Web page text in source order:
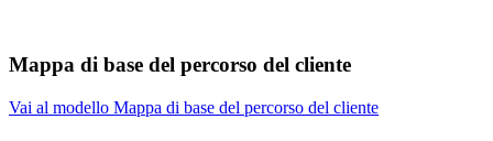
Mappa di base del percorso del cliente
Vai al modello Mappa di base del percorso del cliente